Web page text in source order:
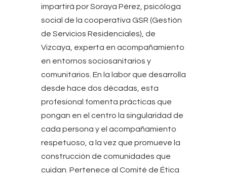
impartirá por Soraya Pérez, psicóloga
social de la cooperativa GSR (Gestión
de Servicios Residenciales), de
Vizcaya, experta en acompañamiento
en entornos sociosanitarios y
comunitarios. En la labor que desarrolla
desde hace dos décadas, esta
profesional fomenta prácticas que
pongan en el centro la singularidad de
cada persona y el acompañamiento
respetuoso, a la vez que promueve la
construcción de comunidades que
cuidan. Pertenece al Comité de Ética